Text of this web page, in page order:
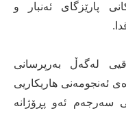
پارێزگای ئەنبار و
لەگەڵ بەرپرسانی
ئەنجومەنی هاریکاریی
سەرجەم ئەو پڕۆژانە